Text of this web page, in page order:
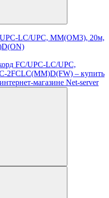
LC/UPC, MM(OM3), 20м,